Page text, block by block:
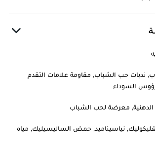
ندبات حب الشباب, مقاومة علامات التقدم
السوداء
الدهنية, معرضة لحب الشباب
نياسيناميد, حمض الساليسيليك, مياه